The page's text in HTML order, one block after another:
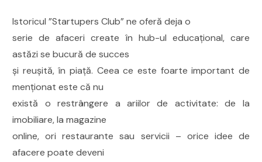
Istoricul ”Startupers Club” ne oferă deja o
serie de afaceri create în hub-ul educațional, care
astăzi se bucură de succes
și reușită, în piață. Ceea ce este foarte important de
menționat este că nu
există o restrângere a ariilor de activitate: de la
imobiliare, la magazine
online, ori restaurante sau servicii – orice idee de
afacere poate deveni